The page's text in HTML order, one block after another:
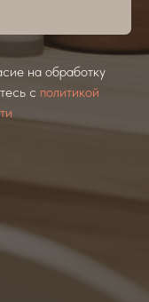
на обработку
с политикой